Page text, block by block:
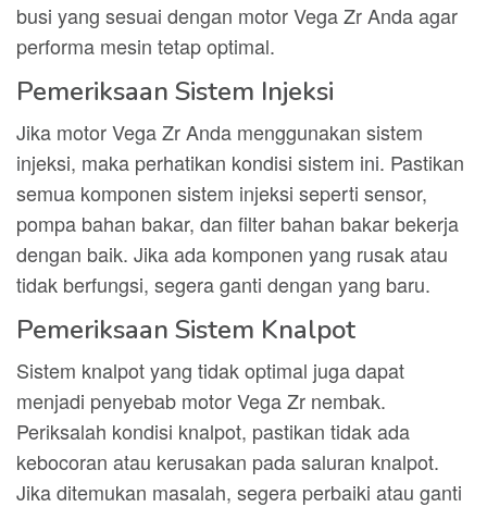
busi yang sesuai dengan motor Vega Zr Anda agar
performa mesin tetap optimal.
Pemeriksaan Sistem Injeksi
Jika motor Vega Zr Anda menggunakan sistem
injeksi, maka perhatikan kondisi sistem ini. Pastikan
semua komponen sistem injeksi seperti sensor,
pompa bahan bakar, dan filter bahan bakar bekerja
dengan baik. Jika ada komponen yang rusak atau
tidak berfungsi, segera ganti dengan yang baru.
Pemeriksaan Sistem Knalpot
Sistem knalpot yang tidak optimal juga dapat
menjadi penyebab motor Vega Zr nembak.
Periksalah kondisi knalpot, pastikan tidak ada
kebocoran atau kerusakan pada saluran knalpot.
Jika ditemukan masalah, segera perbaiki atau ganti